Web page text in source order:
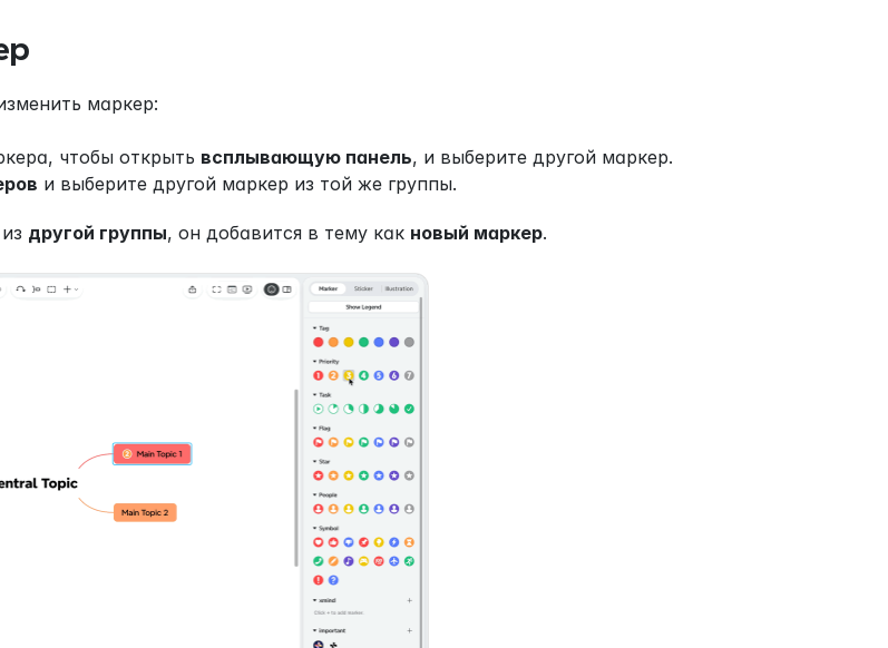
маркер:
чтобы открыть всплывающую панель, и выберите другой маркер.
и выберите другой маркер из той же группы.
другой группы, он добавится в тему как новый маркер.